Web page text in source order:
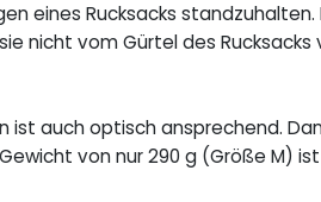
eines Rucksacks standzuhalten.
nicht vom Gürtel des
auch optisch ansprechend.
von nur 290 g (Größe M)